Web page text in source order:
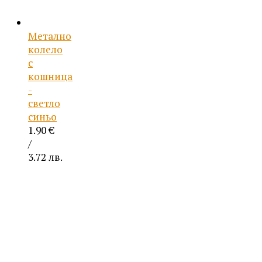
Метално
колело
с
кошница
-
светло
синьо
1.90€
/
3.72 лв.